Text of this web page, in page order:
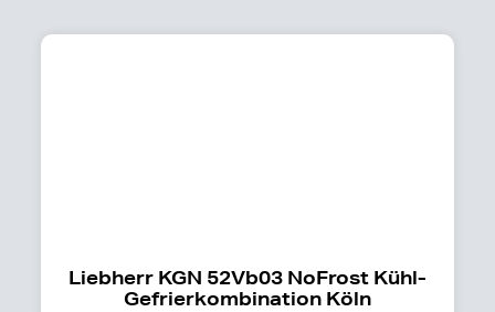
Liebherr KGN 52Vb03 NoFrost Kühl-
Gefrierkombination Köln